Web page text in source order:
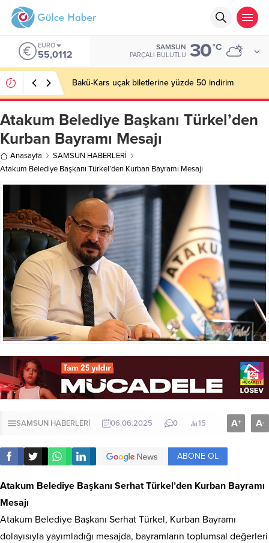
EURO
55,0112
SAMSUN
PARÇALI BULUTLU 30°C
Bakü-Kars uçak biletlerine yüzde 50 indirim
Atakum Belediye Başkanı Türkel’den
Kurban Bayramı Mesajı
Anasayfa
SAMSUN HABERLERİ
Atakum Belediye Başkanı Türkel’den Kurban Bayramı Mesajı
SAMSUN HABERLERİ 06.06.2025 0 15 A+ A-
ABONE OL
Atakum Belediye Başkanı Serhat Türkel’den Kurban Bayramı
Mesajı
Atakum Belediye Başkanı Serhat Türkel, Kurban Bayramı
dolayısıyla yayımladığı mesajda, bayramların toplumsal değerleri